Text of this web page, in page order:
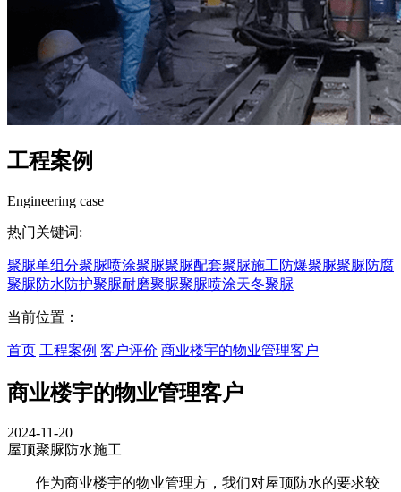
工程案例
Engineering case
热门关键词:
聚脲单组分聚脲喷涂聚脲聚脲配套聚脲施工防爆聚脲聚脲防腐
聚脲防水防护聚脲耐磨聚脲聚脲喷涂天冬聚脲
当前位置：
首页 工程案例 客户评价 商业楼宇的物业管理客户
商业楼宇的物业管理客户
2024-11-20
屋顶聚脲防水施工
作为商业楼宇的物业管理方，我们对屋顶防水的要求较